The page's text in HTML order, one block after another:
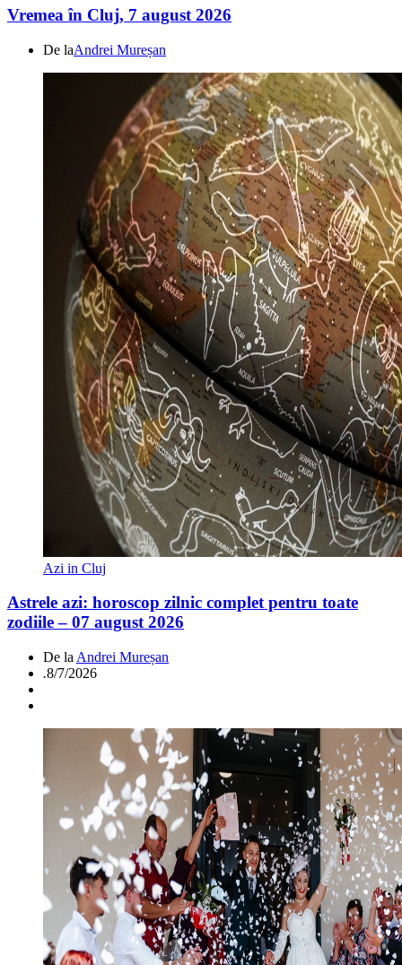
Vremea în Cluj, 7 august 2026
De laAndrei Mureșan
Azi in Cluj
Astrele azi: horoscop zilnic complet pentru toate
zodiile – 07 august 2026
De la Andrei Mureșan
.8/7/2026